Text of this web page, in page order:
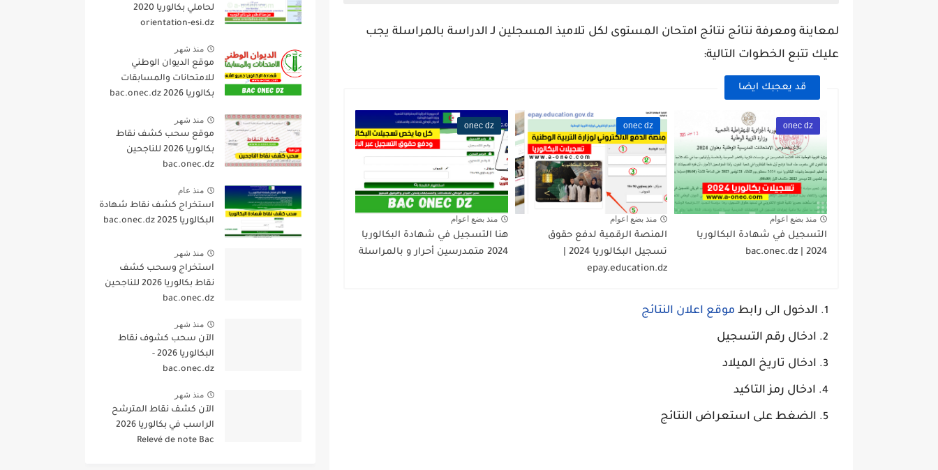
لمعاينة ومعرفة نتائج نتائج امتحان المستوى لكل تلاميذ المسجلين لـ الدراسة بالمراسلة يجب
عليك تتبع الخطوات التالية:
قد يعجبك ايضا
onec dz
منذ بضع اعوام
التسجيل في شهادة البكالوريا
2024 | bac.onec.dz
onec dz
منذ بضع اعوام
المنصة الرقمية لدفع حقوق
تسجيل البكالوريا 2024 |
epay.education.dz
onec dz
منذ بضع اعوام
هنا التسجيل في شهادة البكالوريا
2024 متمدرسين أحرار و بالمراسلة
الدخول الى رابط موقع اعلان النتائج
ادخال رقم التسجيل
ادخال تاريخ الميلاد
ادخال رمز التاكيد
الضغط على استعراض النتائج
لحاملي بكالوريا 2020
orientation-esi.dz
منذ شهر
موقع الديوان الوطني
للامتحانات والمسابقات
بكالوريا 2026 bac.onec.dz
منذ شهر
موقع سحب كشف نقاط
بكالوريا 2026 للناجحين
bac.onec.dz
منذ عام
استخراج كشف نقاط شهادة
البكالوريا 2025 bac.onec.dz
منذ شهر
استخراج وسحب كشف
نقاط بكالوريا 2026 للناجحين
bac.onec.dz
منذ شهر
الآن سحب كشوف نقاط
البكالوريا 2026 -
bac.onec.dz
منذ شهر
الآن كشف نقاط المترشح
الراسب في بكالوريا 2026
Relevé de note Bac